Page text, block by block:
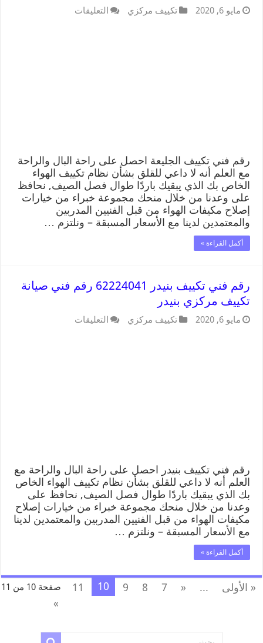
مايو 6, 2020 تكييف مركزي التعليقات
رقم فني تكييف الجليعة احصل على راحة البال والراحة
مع العلم أنه لا داعي للقلق بشأن نظام تكييف الهواء
الخاص بك الذي يبقيك باردًا طوال فصل الصيف, نحافظ
على وعدنا من خلال منحك مجموعة خبراء من خيارات
إصلاح مكيفات الهواء من قبل الفنيين المدربين
والمعتمدين لدينا مع الأسعار المسبقة – ونلتزم …
أكمل القراءة »
رقم فني تكييف بنيدر 62224041 رقم فني صيانة
تكييف مركزي بنيدر
مايو 6, 2020 تكييف مركزي التعليقات
رقم فني تكييف بنيدر احصل على راحة البال والراحة مع
العلم أنه لا داعي للقلق بشأن نظام تكييف الهواء الخاص
بك الذي يبقيك باردًا طوال فصل الصيف, نحافظ على
وعدنا من خلال منحك مجموعة خبراء من خيارات إصلاح
مكيفات الهواء من قبل الفنيين المدربين والمعتمدين لدينا
مع الأسعار المسبقة – ونلتزم …
أكمل القراءة »
صفحة 10 من 11 « الأولى ...
«
7
8
9
10
11
»